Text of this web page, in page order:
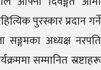
पुरस्कार प्रदान गर्ने
सङ्गमका अध्यक्ष नरपति
सम्मानित स्रष्टाहरू